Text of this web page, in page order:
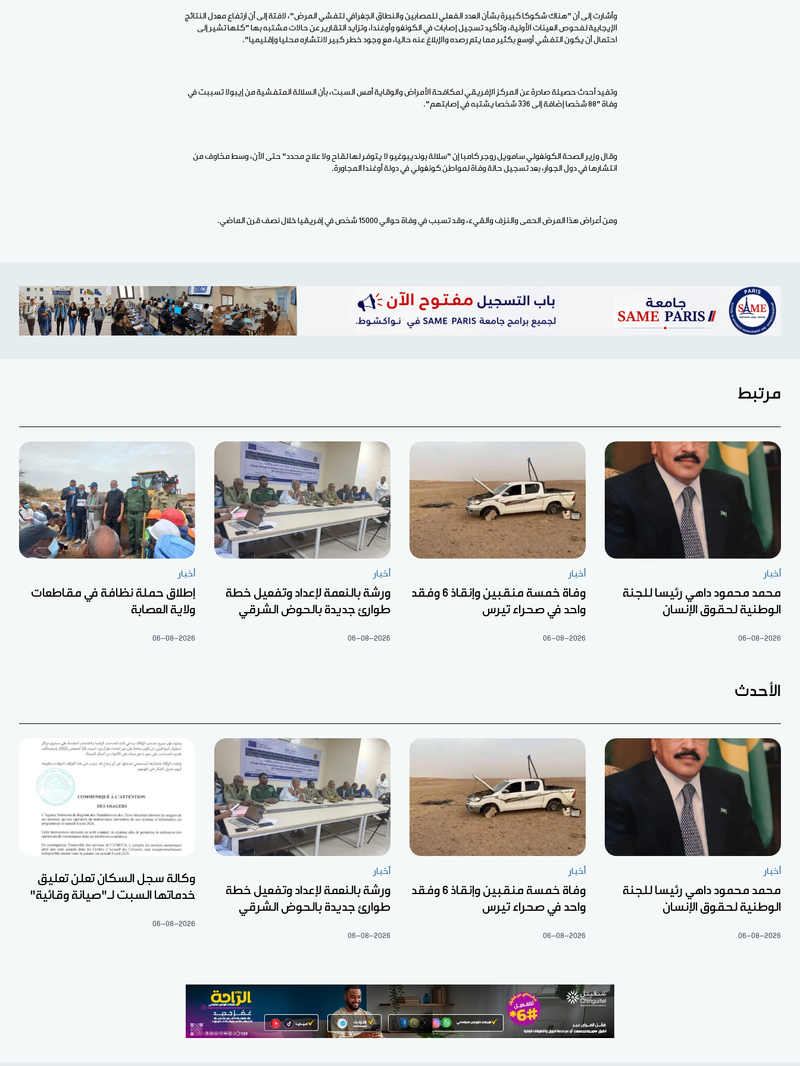
وأشارت إلى أن "هناك شكوكا كبيرة بشأن العدد الفعلي للمصابين والنطاق الجغرافي لتفشي المرض"، لافتة إلى أن ارتفاع معدل النتائج
الإيجابية لفحوص العينات الأولية، وتأكيد تسجيل إصابات في الكونغو وأوغندا، وتزايد التقارير عن حالات مشتبه بها "كلها تشير إلى
احتمال أن يكون التفشي أوسع بكثير مما يتم رصده والإبلاغ عنه حاليا، مع وجود خطر كبير لانتشاره محليا وإقليميا".
وتفيد أحدث حصيلة صادرة عن المركز الإفريقي لمكافحة الأمراض والوقاية أمس السبت، بأن السلالة المتفشية من إيبولا تسببت في
وفاة "88 شخصا إضافة إلى 336 شخصا يشتبه في إصابتهم".
وقال وزير الصحة الكونغولي سامويل روجر كامبا إن "سلالة بونديبوغيو لا يتوفر لها لقاح ولا علاج محدد" حتى الآن، وسط مخاوف من
انتشارها في دول الجوار، بعد تسجيل حالة وفاة لمواطن كونغولي في دولة أوغندا المجاورة.
ومن أعراض هذا المرض الحمى والنزف والقيء، وقد تسبب في وفاة حوالي 15000 شخص في إفريقيا خلال نصف قرن الماضي.
مرتبط
أخبار
محمد محمود داهي رئيسا للجنة
الوطنية لحقوق الإنسان
06-08-2026
أخبار
وفاة خمسة منقبين وإنقاذ 6 وفقد
واحد في صحراء تيرس
06-08-2026
أخبار
ورشة بالنعمة لإعداد وتفعيل خطة
طوارئ جديدة بالحوض الشرقي
06-08-2026
أخبار
إطلاق حملة نظافة في مقاطعات
ولاية العصابة
06-08-2026
الأحدث
أخبار
محمد محمود داهي رئيسا للجنة
الوطنية لحقوق الإنسان
06-08-2026
أخبار
وفاة خمسة منقبين وإنقاذ 6 وفقد
واحد في صحراء تيرس
06-08-2026
أخبار
ورشة بالنعمة لإعداد وتفعيل خطة
طوارئ جديدة بالحوض الشرقي
06-08-2026
وكالة سجل السكان تعلن تعليق
خدماتها السبت لـ"صيانة وقائية"
06-08-2026